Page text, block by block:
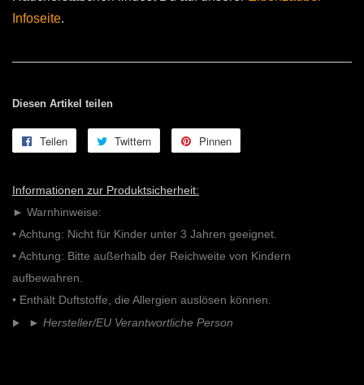
Infoseite.
Diesen Artikel teilen
Teilen
teilen
Twittern
twittern
Pinnen
Informationen zur Produktsicherheit:
► Warnhinweise:
• Achtung: Nicht für Kinder unter 3 Jahren geeignet.
• Achtung: Bitte außerhalb der Reichweite von Kindern
aufbewahren.
• Enthält Duftstoffe, die Allergien auslösen können.
► Hersteller/EU Verantwortliche Person